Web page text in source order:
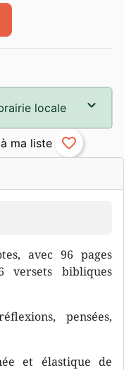
avec 96 pages
versets bibliques
pensées,
et élastique de
locale
favorite_border